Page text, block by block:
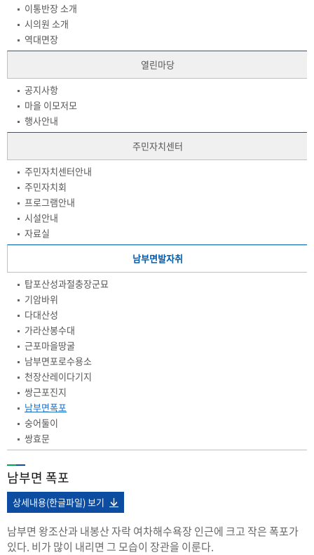
이통반장 소개
시의원 소개
역대면장
열린마당
공지사항
마을 이모저모
행사안내
주민자치센터
주민자치센터안내
주민자치회
프로그램안내
시설안내
자료실
남부면발자취
탑포산성과절충장군묘
기암바위
다대산성
가라산봉수대
근포마을땅굴
남부면포로수용소
천장산레이다기지
쌍근포진지
남부면폭포
숭어둘이
쌍효문
남부면 폭포
상세내용(한글파일) 보기
남부면 왕조산과 내봉산 자락 여차해수욕장 인근에 크고 작은 폭포가
있다. 비가 많이 내리면 그 모습이 장관을 이룬다.